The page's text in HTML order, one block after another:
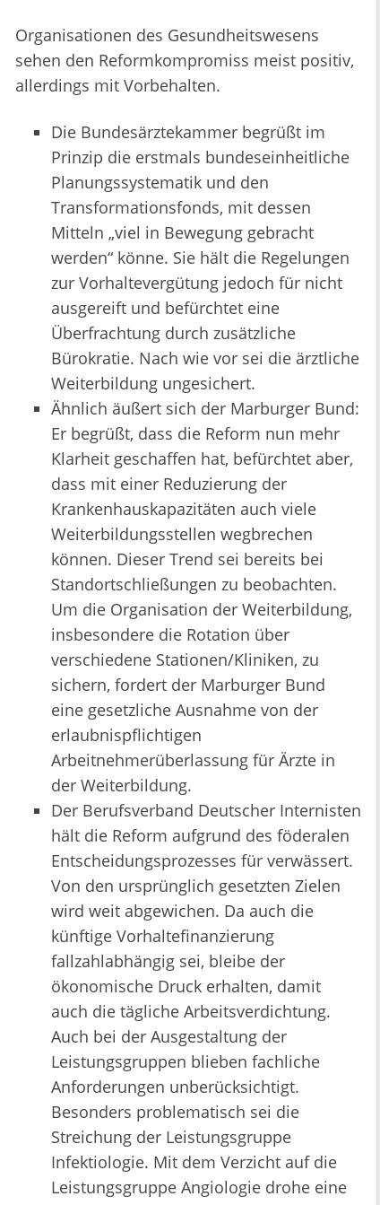
Organisationen des Gesundheitswesens
sehen den Reformkompromiss meist positiv,
allerdings mit Vorbehalten.
Die Bundesärztekammer begrüßt im
Prinzip die erstmals bundeseinheitliche
Planungssystematik und den
Transformationsfonds, mit dessen
Mitteln „viel in Bewegung gebracht
werden“ könne. Sie hält die Regelungen
zur Vorhaltevergütung jedoch für nicht
ausgereift und befürchtet eine
Überfrachtung durch zusätzliche
Bürokratie. Nach wie vor sei die ärztliche
Weiterbildung ungesichert.
Ähnlich äußert sich der Marburger Bund:
Er begrüßt, dass die Reform nun mehr
Klarheit geschaffen hat, befürchtet aber,
dass mit einer Reduzierung der
Krankenhauskapazitäten auch viele
Weiterbildungsstellen wegbrechen
können. Dieser Trend sei bereits bei
Standortschließungen zu beobachten.
Um die Organisation der Weiterbildung,
insbesondere die Rotation über
verschiedene Stationen/Kliniken, zu
sichern, fordert der Marburger Bund
eine gesetzliche Ausnahme von der
erlaubnispflichtigen
Arbeitnehmerüberlassung für Ärzte in
der Weiterbildung.
Der Berufsverband Deutscher Internisten
hält die Reform aufgrund des föderalen
Entscheidungsprozesses für verwässert.
Von den ursprünglich gesetzten Zielen
wird weit abgewichen. Da auch die
künftige Vorhaltefinanzierung
fallzahlabhängig sei, bleibe der
ökonomische Druck erhalten, damit
auch die tägliche Arbeitsverdichtung.
Auch bei der Ausgestaltung der
Leistungsgruppen blieben fachliche
Anforderungen unberücksichtigt.
Besonders problematisch sei die
Streichung der Leistungsgruppe
Infektiologie. Mit dem Verzicht auf die
Leistungsgruppe Angiologie drohe eine